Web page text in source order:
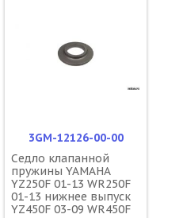
3GM-12126-00-00
Седло клапанной
пружины YAMAHA
YZ250F 01-13 WR250F
01-13 нижнее выпуск
YZ450F 03-09 WR450F